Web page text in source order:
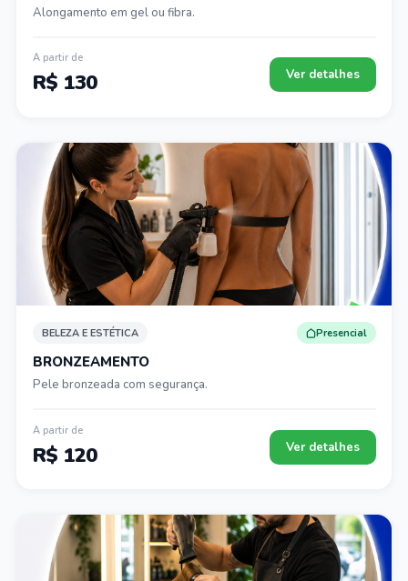
Alongamento em gel ou fibra.
A partir de
R$ 130 Ver detalhes
BELEZA E ESTÉTICA Presencial
BRONZEAMENTO
Pele bronzeada com segurança.
A partir de
R$ 120 Ver detalhes